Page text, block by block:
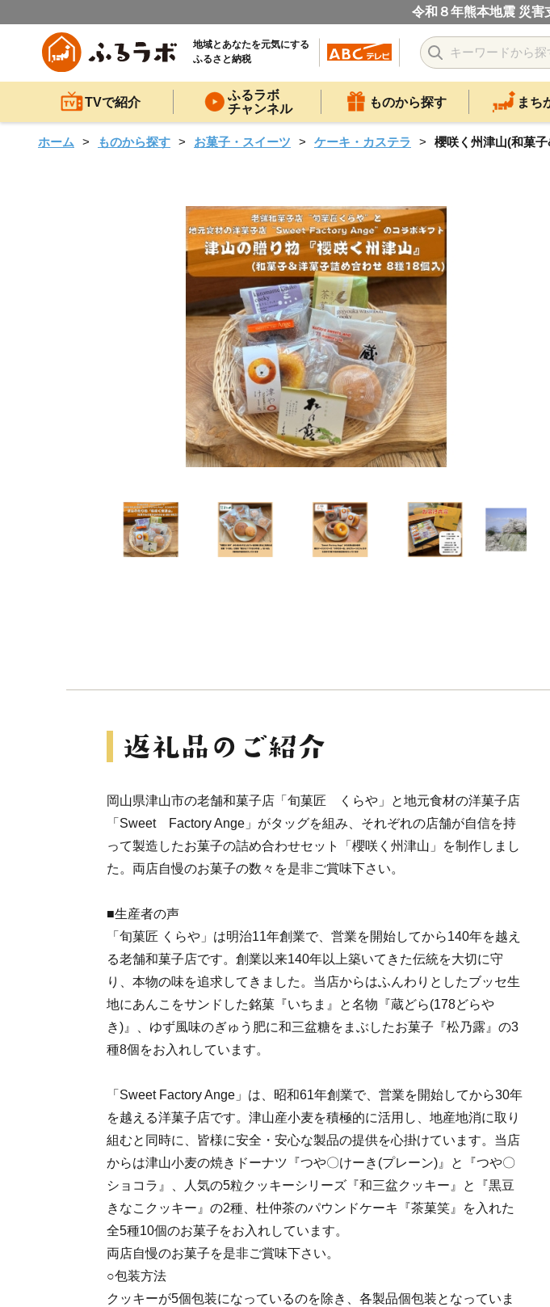
令和８年熊本地震 災害
地域とあなたを元気にする
ふるさと納税
TVで紹介
ふるラボ
チャンネル
ものから探す まち
ホーム ものから探す お菓子・スイーツ ケーキ・カステラ 櫻咲く州津山(和菓子
岡山県津山市の老舗和菓子店「旬菓匠 くらや」と地元食材の洋菓子店
「Sweet Factory Ange」がタッグを組み、それぞれの店舗が自信を持
って製造したお菓子の詰め合わせセット「櫻咲く州津山」を制作しまし
た。両店自慢のお菓子の数々を是非ご賞味下さい。
■生産者の声
「旬菓匠 くらや」は明治11年創業で、営業を開始してから140年を越え
る老舗和菓子店です。創業以来140年以上築いてきた伝統を大切に守
り、本物の味を追求してきました。当店からはふんわりとしたブッセ生
地にあんこをサンドした銘菓『いちま』と名物『蔵どら(178どらや
き)』、ゆず風味のぎゅう肥に和三盆糖をまぶしたお菓子『松乃露』の3
種8個をお入れしています。
「Sweet Factory Ange」は、昭和61年創業で、営業を開始してから30年
を越える洋菓子店です。津山産小麦を積極的に活用し、地産地消に取り
組むと同時に、皆様に安全・安心な製品の提供を心掛けています。当店
からは津山小麦の焼きドーナツ『つや〇けーき(プレーン)』と『つや〇
ショコラ』、人気の5粒クッキーシリーズ『和三盆クッキー』と『黒豆
きなこクッキー』の2種、杜仲茶のパウンドケーキ『茶菓笑』を入れた
全5種10個のお菓子をお入れしています。
両店自慢のお菓子を是非ご賞味下さい。
○包装方法
クッキーが5個包装になっているのを除き、各製品個包装となっていま